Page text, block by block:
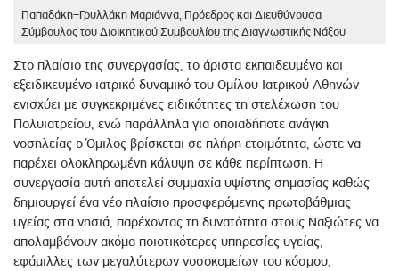
Παπαδάκη–Γρυλλάκη Μαριάννα, Πρόεδρος και Διευθύνουσα
Σύμβουλος του Διοικητικού Συμβουλίου της Διαγνωστικής Νάξου
Στο πλαίσιο της συνεργασίας, το άριστα εκπαιδευμένο και
εξειδικευμένο ιατρικό δυναμικό του Ομίλου Ιατρικού Αθηνών
ενισχύει με συγκεκριμένες ειδικότητες τη στελέχωση του
Πολυϊατρείου, ενώ παράλληλα για οποιαδήποτε ανάγκη
νοσηλείας ο Όμιλος βρίσκεται σε πλήρη ετοιμότητα, ώστε να
παρέχει ολοκληρωμένη κάλυψη σε κάθε περίπτωση. Η
συνεργασία αυτή αποτελεί συμμαχία υψίστης σημασίας καθώς
δημιουργεί ένα νέο πλαίσιο προσφερόμενης πρωτοβάθμιας
υγείας στα νησιά, παρέχοντας τη δυνατότητα στους Ναξιώτες να
απολαμβάνουν ακόμα ποιοτικότερες υπηρεσίες υγείας,
εφάμιλλες των μεγαλύτερων νοσοκομείων του κόσμου,